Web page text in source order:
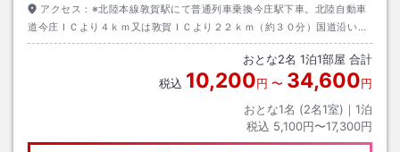
アクセス： ※北陸本線敦賀駅にて普通列車乗換今庄駅下車。北陸自動車
道今庄ＩＣより４ｋｍ又は敦賀ＩＣより２２ｋｍ（約３０分）国道沿いの
蒸気機関車が目印です。※ツーリングなどでご利用いただいておりました
「鍵付きガレージ」は2026年7月をもちましてご利用を終了します。代替
の屋根付き・施錠可能な駐車スペースのご用意はございません。
おとな2名 1泊1部屋 合計
税込 10,200円 〜 34,600円
おとな1名 (2名1室)｜ 1泊
税込 5,100円〜17,300円